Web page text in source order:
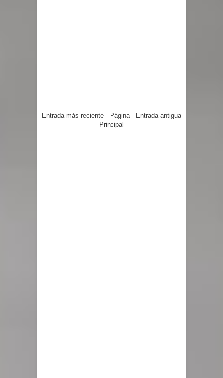
Entrada más reciente Entrada antigua
Página
Principal